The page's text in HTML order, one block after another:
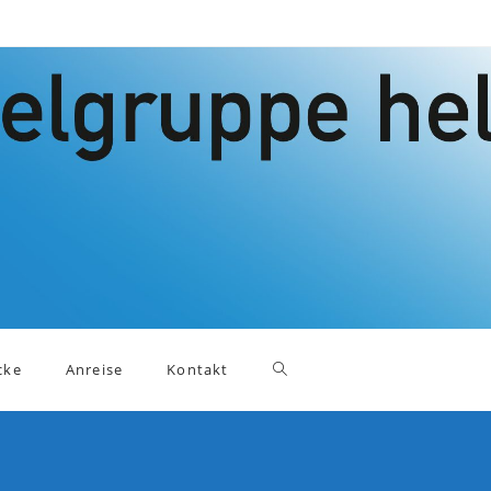
Anreise Kontakt Website-